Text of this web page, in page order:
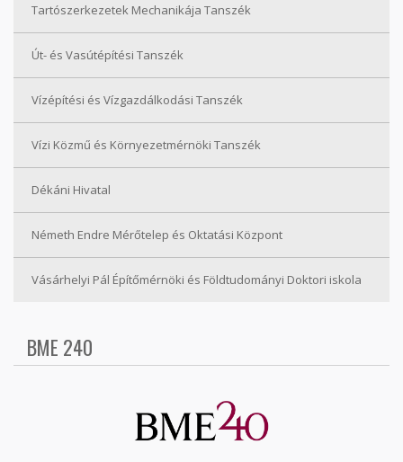
Tartószerkezetek Mechanikája Tanszék
Út- és Vasútépítési Tanszék
Vízépítési és Vízgazdálkodási Tanszék
Vízi Közmű és Környezetmérnöki Tanszék
Dékáni Hivatal
Németh Endre Mérőtelep és Oktatási Központ
Vásárhelyi Pál Építőmérnöki és Földtudományi Doktori iskola
BME 240